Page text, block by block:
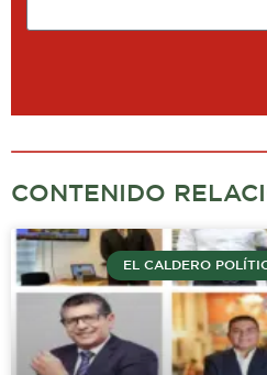
CONTENIDO
EL CALDERO